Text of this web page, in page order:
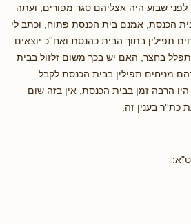
שבוע היה אצליהם סגר מפורים, ועתה
הכנסת, אמנם בית הכנסת פתוח, וכתב לי
תפילין בתוך הבית כהנסת ואח''כ יוצאים
בחצר, האם יש בכך משום זלזול בבית
מניחים תפילין בבית הכנסת לקבל
הרבה זמן בבית הכנסת, אין בזה שום
כת''ר בענין זה.